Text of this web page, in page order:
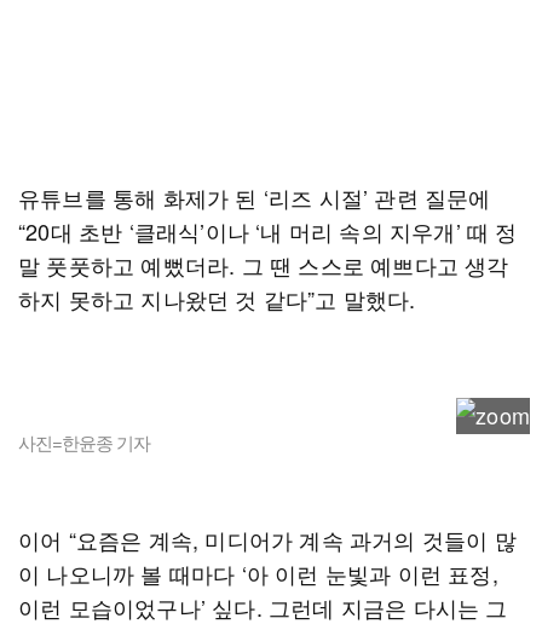
유튜브를 통해 화제가 된 ‘리즈 시절’ 관련 질문에
“20대 초반 ‘클래식’이나 ‘내 머리 속의 지우개’ 때 정
말 풋풋하고 예뻤더라. 그 땐 스스로 예쁘다고 생각
하지 못하고 지나왔던 것 같다”고 말했다.
사진=한윤종 기자
이어 “요즘은 계속, 미디어가 계속 과거의 것들이 많
이 나오니까 볼 때마다 ‘아 이런 눈빛과 이런 표정,
이런 모습이었구나’ 싶다. 그런데 지금은 다시는 그